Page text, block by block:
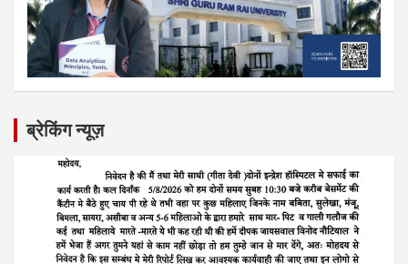
ब्रेकिंग न्यूज़